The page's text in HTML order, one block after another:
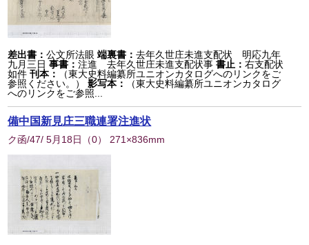
差出書：公文所法眼 端裏書：去年久世庄未進支配状 明応九年
九月三日 事書：注進 去年久世庄未進支配状事 書止：右支配状
如件 刊本：
（東大史料編纂所ユニオンカタログへのリンクをご
参照ください。）
影写本：
（東大史料編纂所ユニオンカタログ
へのリンクをご参照...
備中国新見庄三職連署注進状
ク函/47/ 5月18日 （0） 271×836mm